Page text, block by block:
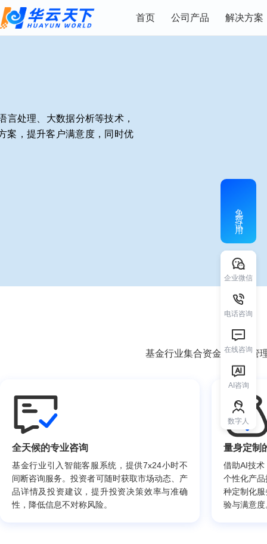
首页 公司产品 解决方案
处理、大数据分析等技术，
案，提升客户满意度，同时优
基金行业集合资金，专业管
全天候的专业咨询
基金行业引入智能客服系统，提供7x24小时不
间断咨询服务。投资者可随时获取市场动态、产
品详情及投资建议，提升投资决策效率与准确
性，降低信息不对称风险。
量身定制
借助AI技
个性化产
种定制化
验与满意度
免费试用
企业微信
电话咨询
在线咨询
AI咨询
数字人